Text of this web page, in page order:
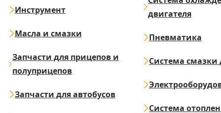
Инструмент
Масла и смазки
Запчасти для прицепов и
полуприцепов
Запчасти для автобусов
двигателя
Пневматика
Система смазки
Система